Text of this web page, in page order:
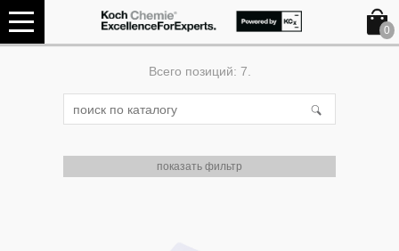
Всего позиций: 7.
показать фильтр
0